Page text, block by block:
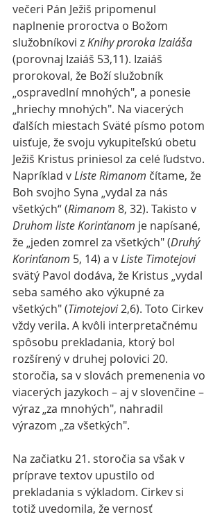
večeri Pán Ježiš pripomenul
naplnenie proroctva o Božom
služobníkovi z Knihy proroka Izaiáša
(porovnaj Izaiáš 53,11). Izaiáš
prorokoval, že Boží služobník
„ospravedlní mnohých", a ponesie
„hriechy mnohých". Na viacerých
ďalších miestach Sväté písmo potom
uisťuje, že svoju vykupiteľskú obetu
Ježiš Kristus priniesol za celé ľudstvo.
Napríklad v Liste Rimanom čítame, že
Boh svojho Syna „vydal za nás
všetkých“ (Rimanom 8, 32). Takisto v
Druhom liste Korinťanom je napísané,
že „jeden zomrel za všetkých" (Druhý
Korinťanom 5, 14) a v Liste Timotejovi
svätý Pavol dodáva, že Kristus „vydal
seba samého ako výkupné za
všetkých" (Timotejovi 2,6). Toto Cirkev
vždy verila. A kvôli interpretačnému
spôsobu prekladania, ktorý bol
rozšírený v druhej polovici 20.
storočia, sa v slovách premenenia vo
viacerých jazykoch – aj v slovenčine –
výraz „za mnohých", nahradil
výrazom „za všetkých".
Na začiatku 21. storočia sa však v
príprave textov upustilo od
prekladania s výkladom. Cirkev si
totiž uvedomila, že vernosť